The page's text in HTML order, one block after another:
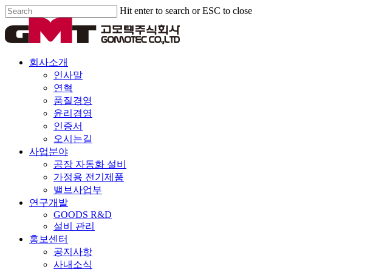
Skip
to
main
content
Hit enter to search or ESC to close
Search
Menu
회사소개
인사말
연혁
품질경영
윤리경영
인증서
오시는길
사업분야
공장 자동화 설비
가정용 전기제품
밸브사업부
연구개발
GOODS R&D
설비 관리
홍보센터
공지사항
사내소식